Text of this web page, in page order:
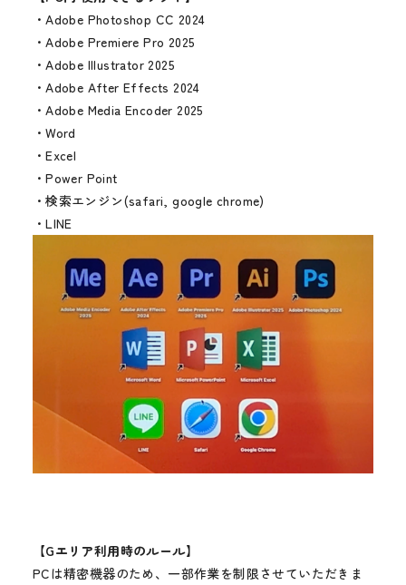
・Adobe Photoshop CC 2024
・Adobe Premiere Pro 2025
・Adobe Illustrator 2025
・Adobe After Effects 2024
・Adobe Media Encoder 2025
・Word
・Excel
・Power Point
・検索エンジン(safari, google chrome)
・LINE
【Gエリア利用時のルール】
PCは精密機器のため、一部作業を制限させていただきま